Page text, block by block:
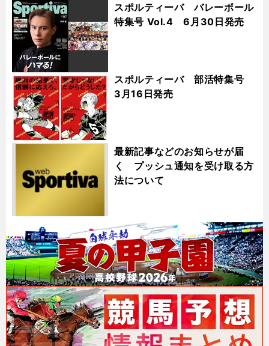
スポルティーバ バレーボール
特集号 Vol.4 6月30日発売
スポルティーバ 部活特集号
3月16日発売
最新記事などのお知らせが届
く プッシュ通知を受け取る方
法について